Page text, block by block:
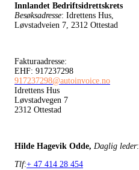
Innlandet Bedriftsidrettskrets
Besøksadresse: Idrettens Hus,
Løvstadveien 7, 2312 Ottestad
Fakturaadresse:
EHF: 917237298
917237298@autoinvoice.no
Idrettens Hus
Løvstadvegen 7
2312 Ottestad
Hilde Hagevik Odde, Daglig leder:
Tlf:+ 47 414 28 454